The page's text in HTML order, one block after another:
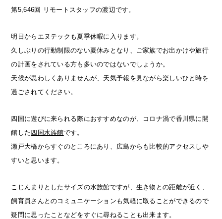
第5,646回 リモートスタッフの渡辺です。
明日からエヌテックも夏季休暇に入ります。
久しぶりの行動制限のない夏休みとなり、ご家族でお出かけや旅行
の計画をされている方も多いのではないでしょうか。
天候が思わしくありませんが、天気予報を見ながら楽しいひと時を
過ごされてください。
四国に遊びに来られる際におすすめなのが、コロナ渦で香川県に開
館した四国水族館です。
瀬戸大橋からすぐのところにあり、広島からも比較的アクセスしや
すいと思います。
こじんまりとしたサイズの水族館ですが、生き物との距離が近く、
飼育員さんとのコミュニケーションも気軽に取ることができるので
疑問に思ったことなどをすぐに尋ねることも出来ます。